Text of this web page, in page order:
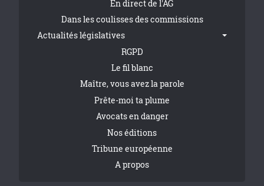
En direct de l'AG
Dans les coulisses des commissions
Actualités législatives
RGPD
Le fil blanc
Maître, vous avez la parole
Prête-moi ta plume
Avocats en danger
Nos éditions
Tribune européenne
A propos